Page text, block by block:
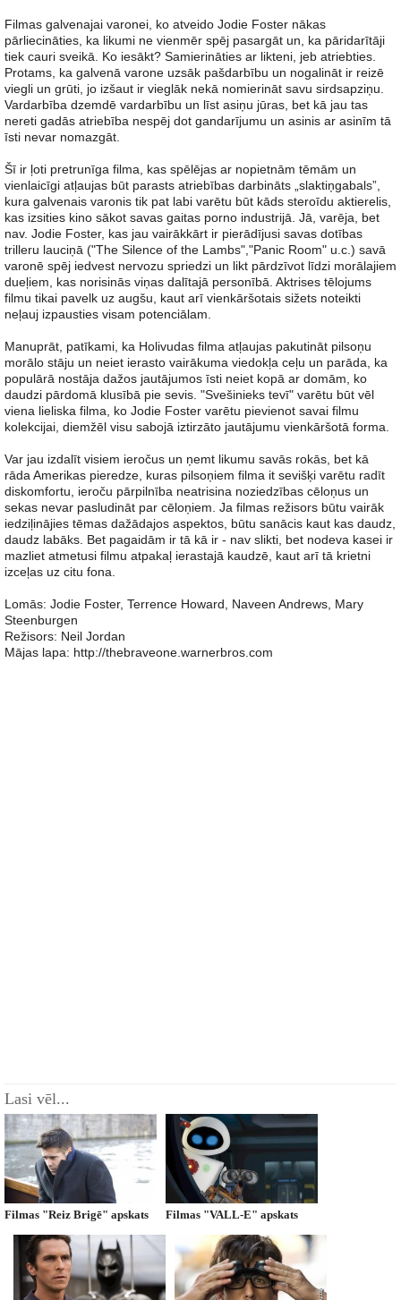
Filmas galvenajai varonei, ko atveido Jodie Foster nākas
pārliecināties, ka likumi ne vienmēr spēj pasargāt un, ka pāridarītāji
tiek cauri sveikā. Ko iesākt? Samierināties ar likteni, jeb atriebties.
Protams, ka galvenā varone uzsāk pašdarbību un nogalināt ir reizē
viegli un grūti, jo izšaut ir vieglāk nekā nomierināt savu sirdsapziņu.
Vardarbība dzemdē vardarbību un līst asiņu jūras, bet kā jau tas
nereti gadās atriebība nespēj dot gandarījumu un asinis ar asinīm tā
īsti nevar nomazgāt.
Šī ir ļoti pretrunīga filma, kas spēlējas ar nopietnām tēmām un
vienlaicīgi atļaujas būt parasts atriebības darbināts „slaktiņgabals”,
kura galvenais varonis tik pat labi varētu būt kāds steroīdu aktierelis,
kas izsities kino sākot savas gaitas porno industrijā. Jā, varēja, bet
nav. Jodie Foster, kas jau vairākkārt ir pierādījusi savas dotības
trilleru lauciņā ("The Silence of the Lambs","Panic Room" u.c.) savā
varonē spēj iedvest nervozu spriedzi un likt pārdzīvot līdzi morālajiem
dueļiem, kas norisinās viņas dalītajā personībā. Aktrises tēlojums
filmu tikai pavelk uz augšu, kaut arī vienkāršotais sižets noteikti
neļauj izpausties visam potenciālam.
Manuprāt, patīkami, ka Holivudas filma atļaujas pakutināt pilsoņu
morālo stāju un neiet ierasto vairākuma viedokļa ceļu un parāda, ka
populārā nostāja dažos jautājumos īsti neiet kopā ar domām, ko
daudzi pārdomā klusībā pie sevis. "Svešinieks tevī" varētu būt vēl
viena lieliska filma, ko Jodie Foster varētu pievienot savai filmu
kolekcijai, diemžēl visu sabojā iztirzāto jautājumu vienkāršotā forma.
Var jau izdalīt visiem ieročus un ņemt likumu savās rokās, bet kā
rāda Amerikas pieredze, kuras pilsoņiem filma it sevišķi varētu radīt
diskomfortu, ieroču pārpilnība neatrisina noziedzības cēloņus un
sekas nevar pasludināt par cēloņiem. Ja filmas režisors būtu vairāk
iedziļinājies tēmas dažādajos aspektos, būtu sanācis kaut kas daudz,
daudz labāks. Bet pagaidām ir tā kā ir - nav slikti, bet nodeva kasei ir
mazliet atmetusi filmu atpakaļ ierastajā kaudzē, kaut arī tā krietni
izceļas uz citu fona.
Lomās: Jodie Foster, Terrence Howard, Naveen Andrews, Mary
Steenburgen
Režisors: Neil Jordan
Mājas lapa: http://thebraveone.warnerbros.com
Lasi vēl...
Filmas "Reiz Brigē" apskats Filmas "VALL-E" apskats